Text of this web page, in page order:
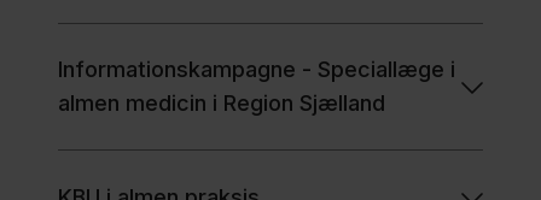
Informationskampagne - Speciallæge i
almen medicin i Region Sjælland